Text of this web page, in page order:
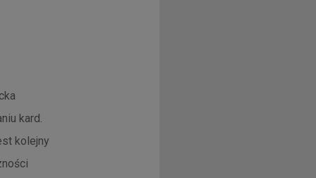
kard.
kolejny